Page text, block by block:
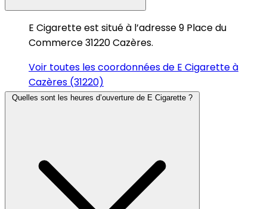
E Cigarette est situé à l’adresse 9 Place du
Commerce 31220 Cazères.
Voir toutes les coordonnées de E Cigarette à
Cazères (31220)
Quelles sont les heures d’ouverture de E Cigarette ?